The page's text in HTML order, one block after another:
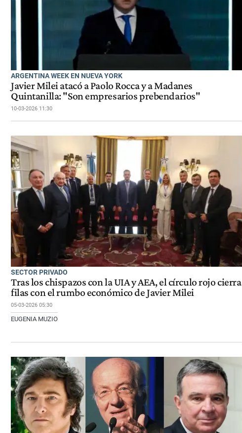
ARGENTINA WEEK EN NUEVA YORK
Javier Milei atacó a Paolo Rocca y a Madanes
Quintanilla: "Son empresarios prebendarios"
10-03-2026 11:30
SECTOR PRIVADO
Tras los chispazos con la UIA y AEA, el círculo rojo cierra
filas con el rumbo económico de Javier Milei
05-03-2026 05:30
EUGENIA MUZIO